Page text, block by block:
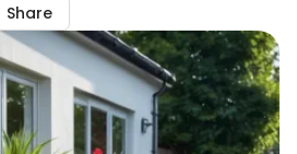
Share